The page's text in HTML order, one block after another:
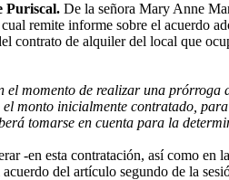
Puriscal. De la señora Mary Anne
remite informe sobre el acuerdo
contrato de alquiler del local que
momento de realizar una
monto inicialmente contratado,
tomarse en cuenta para la
-en esta contratación, así como en
del artículo segundo de la